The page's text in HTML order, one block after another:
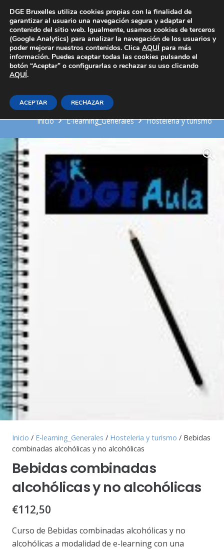
Área Privada
Bebidas combinadas alcohólicas
y no alcohólicas
Inicio E-learning_Generales Hosteleria y turismo
Inicio / E-learning_Generales / Hosteleria y turismo / Bebidas
combinadas alcohólicas y no alcohólicas
Bebidas combinadas
alcohólicas y no alcohólicas
€112,50
Curso de Bebidas combinadas alcohólicas y no
alcohólicas a modalidad de e-learning con una
DGE Bruxelles utiliza cookies propias con la finalidad de
garantizar al usuario una navegación segura y adaptar el
contenido del sitio web. Igualmente, usamos cookies de terceros
(Google Analytics) para analizar la navegación de los usuarios y
poder mejorar nuestros contenidos. Clica AQUÍ para más
información. Puedes aceptar todas las cookies pulsando el
botón “Aceptar” o configurarlas o rechazar su uso clicando
AQUÍ.
ACEPTAR RECHAZAR